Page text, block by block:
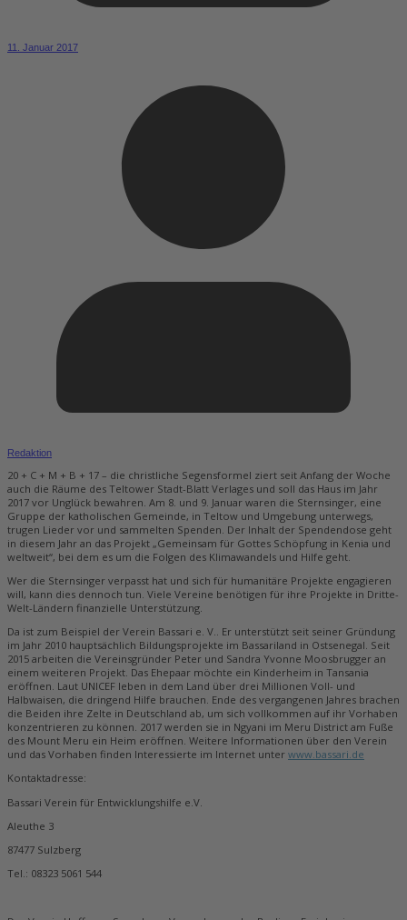
11. Januar 2017
Redaktion
20 + C + M + B + 17 – die christliche Segensformel ziert seit Anfang der Woche
auch die Räume des Teltower Stadt-Blatt Verlages und soll das Haus im Jahr
2017 vor Unglück bewahren. Am 8. und 9. Januar waren die Sternsinger, eine
Gruppe der katholischen Gemeinde, in Teltow und Umgebung unterwegs,
trugen Lieder vor und sammelten Spenden. Der Inhalt der Spendendose geht
in diesem Jahr an das Projekt „Gemeinsam für Gottes Schöpfung in Kenia und
weltweit“, bei dem es um die Folgen des Klimawandels und Hilfe geht.
Wer die Sternsinger verpasst hat und sich für humanitäre Projekte engagieren
will, kann dies dennoch tun. Viele Vereine benötigen für ihre Projekte in Dritte-
Welt-Ländern finanzielle Unterstützung.
Da ist zum Beispiel der Verein Bassari e. V.. Er unterstützt seit seiner Gründung
im Jahr 2010 hauptsächlich Bildungsprojekte im Bassariland in Ostsenegal. Seit
2015 arbeiten die Vereinsgründer Peter und Sandra Yvonne Moosbrugger an
einem weiteren Projekt. Das Ehepaar möchte ein Kinderheim in Tansania
eröffnen. Laut UNICEF leben in dem Land über drei Millionen Voll- und
Halbwaisen, die dringend Hilfe brauchen. Ende des vergangenen Jahres brachen
die Beiden ihre Zelte in Deutschland ab, um sich vollkommen auf ihr Vorhaben
konzentrieren zu können. 2017 werden sie in Ngyani im Meru District am Fuße
des Mount Meru ein Heim eröffnen. Weitere Informationen über den Verein
und das Vorhaben finden Interessierte im Internet unter www.bassari.de
Kontaktadresse:
Bassari Verein für Entwicklungshilfe e.V.
Aleuthe 3
87477 Sulzberg
Tel.: 08323 5061 544